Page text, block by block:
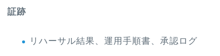
証跡
リハーサル結果、運用手順書、承認ログ